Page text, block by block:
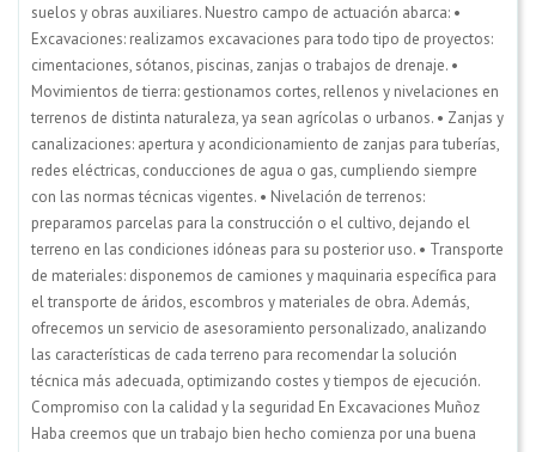
suelos y obras auxiliares. Nuestro campo de actuación abarca: •
Excavaciones: realizamos excavaciones para todo tipo de proyectos:
cimentaciones, sótanos, piscinas, zanjas o trabajos de drenaje. •
Movimientos de tierra: gestionamos cortes, rellenos y nivelaciones en
terrenos de distinta naturaleza, ya sean agrícolas o urbanos. • Zanjas y
canalizaciones: apertura y acondicionamiento de zanjas para tuberías,
redes eléctricas, conducciones de agua o gas, cumpliendo siempre
con las normas técnicas vigentes. • Nivelación de terrenos:
preparamos parcelas para la construcción o el cultivo, dejando el
terreno en las condiciones idóneas para su posterior uso. • Transporte
de materiales: disponemos de camiones y maquinaria específica para
el transporte de áridos, escombros y materiales de obra. Además,
ofrecemos un servicio de asesoramiento personalizado, analizando
las características de cada terreno para recomendar la solución
técnica más adecuada, optimizando costes y tiempos de ejecución.
Compromiso con la calidad y la seguridad En Excavaciones Muñoz
Haba creemos que un trabajo bien hecho comienza por una buena